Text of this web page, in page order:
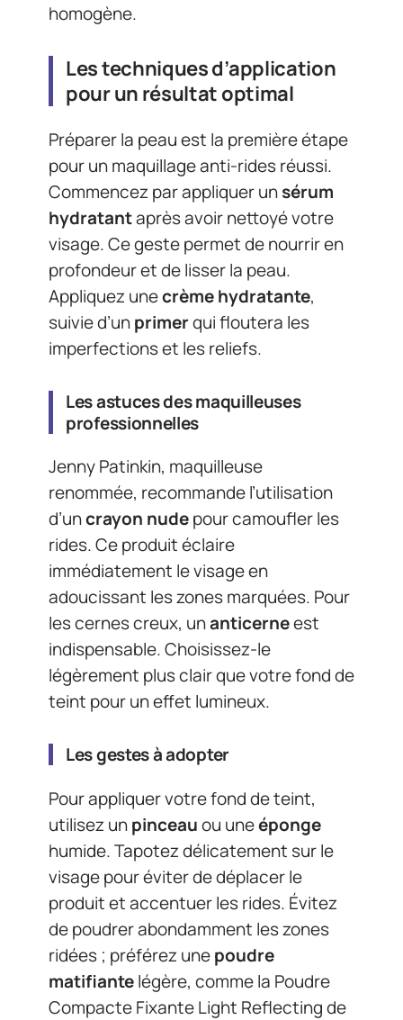
homogène.
Les techniques d’application
pour un résultat optimal
Préparer la peau est la première étape
pour un maquillage anti-rides réussi.
Commencez par appliquer unsérum
hydratantaprès avoir nettoyé votre
visage. Ce geste permet de nourrir en
profondeur et de lisser la peau.
Appliquez unecrème hydratante,
suivie d’unprimerqui floutera les
imperfections et les reliefs.
Les astuces des maquilleuses
professionnelles
Jenny Patinkin, maquilleuse
renommée, recommande l’utilisation
d’uncrayon nudepour camoufler les
rides. Ce produit éclaire
immédiatement le visage en
adoucissant les zones marquées. Pour
les cernes creux, unanticerneest
indispensable. Choisissez-le
légèrement plus clair que votre fond de
teint pour un effet lumineux.
Les gestes à adopter
Pour appliquer votre fond de teint,
utilisez unpinceauou uneéponge
humide. Tapotez délicatement sur le
visage pour éviter de déplacer le
produit et accentuer les rides. Évitez
de poudrer abondamment les zones
ridées ; préférez unepoudre
matifiantelégère, comme la Poudre
Compacte Fixante Light Reflecting de